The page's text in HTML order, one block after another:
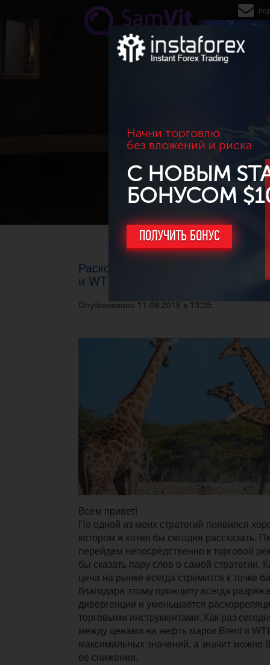
Перейти к основному содержанию
Начни торговлю
без вложений и риска
С НОВЫМ
БОНУСОМ
ПОЛУЧИТЬ БОНУС
Раскорреляция между сортами
и WTI
Опубликовано 11.09.2018 в 13:35.
Всем привет!
По одной из моих стратегий появился
котором я хотел бы сегодня рассказать.
перейдем непосредственно к торговой
бы сказать пару слов о самой стратегии.
цена на рынке всегда стремится к точке
благодаря этому принципу всегда
дивергенции и уменьшается
торговыми инструментами. Как раз
между ценами на нефть марок Brent и WTI
максимальных значений, а значит можно
ее снижении.